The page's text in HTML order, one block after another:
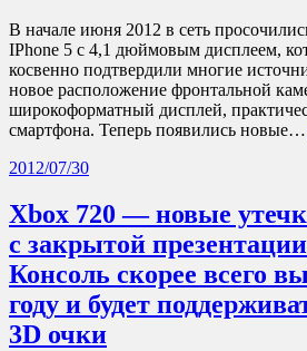
В начале июня 2012 в сеть
IPhone 5 с 4,1 дюймовым дисплеем,
косвенно подтвердили многие
новое расположение фронтальной
широкоформатный дисплей,
смартфона. Теперь появились новые…
2012/07/30
Xbox 720 — новые
с закрытой презентации
Консоль скорее всего
году и будет
3D очки